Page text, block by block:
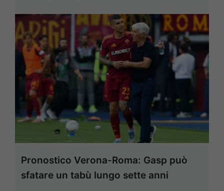
Pronostico Verona-Roma: Gasp può
sfatare un tabù lungo sette anni